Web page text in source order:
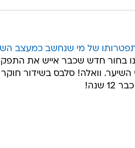
של מי שנחשב כמעצב
בחור חדש שכבר אייש את
וואלה! סלבס בשידור חוקר